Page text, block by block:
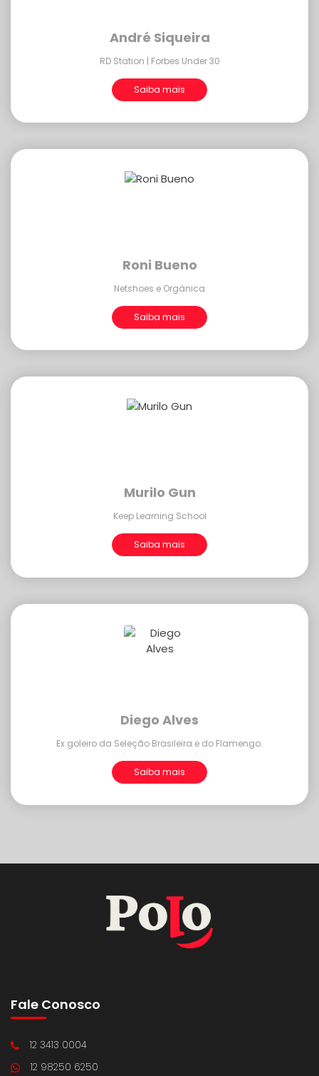
André Siqueira
RD Station | Forbes Under 30
Saiba mais
Roni Bueno
Netshoes e Orgânica
Saiba mais
Murilo Gun
Keep Learning School
Saiba mais
Diego Alves
Ex goleiro da Seleção Brasileira e do Flamengo.
Saiba mais
Fale Conosco
12 3413 0004
12 98250 6250